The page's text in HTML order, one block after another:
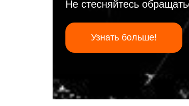
Не стесняйтесь
Узнать больше!